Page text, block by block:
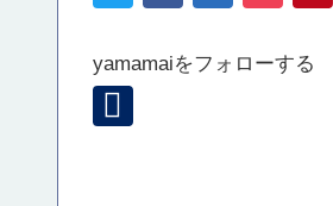
yamamaiをフォローする